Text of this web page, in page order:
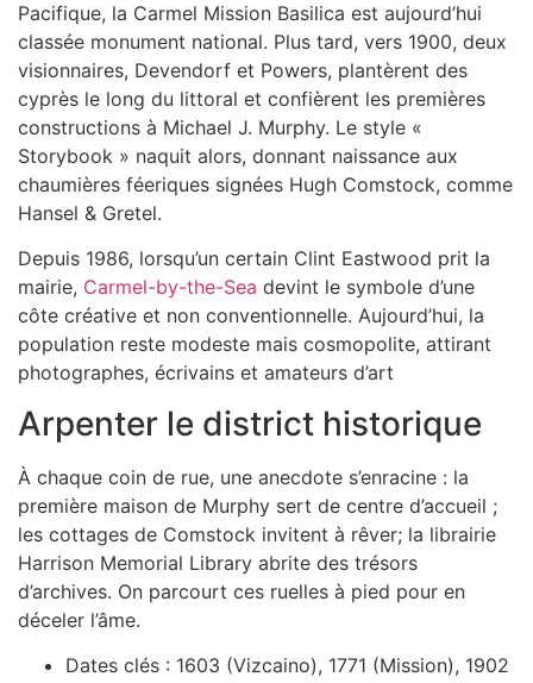
Pacifique, la Carmel Mission Basilica est aujourd’hui
classée monument national. Plus tard, vers 1900, deux
visionnaires, Devendorf et Powers, plantèrent des
cyprès le long du littoral et confièrent les premières
constructions à Michael J. Murphy. Le style «
Storybook » naquit alors, donnant naissance aux
chaumières féeriques signées Hugh Comstock, comme
Hansel & Gretel.
Depuis 1986, lorsqu’un certain Clint Eastwood prit la
mairie, Carmel-by-the-Sea devint le symbole d’une
côte créative et non conventionnelle. Aujourd’hui, la
population reste modeste mais cosmopolite, attirant
photographes, écrivains et amateurs d’art
Arpenter le district historique
À chaque coin de rue, une anecdote s’enracine : la
première maison de Murphy sert de centre d’accueil ;
les cottages de Comstock invitent à rêver; la librairie
Harrison Memorial Library abrite des trésors
d’archives. On parcourt ces ruelles à pied pour en
déceler l’âme.
Dates clés : 1603 (Vizcaino), 1771 (Mission), 1902